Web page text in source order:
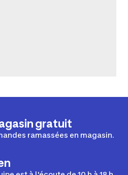
gratuit
ramassées en magasin.